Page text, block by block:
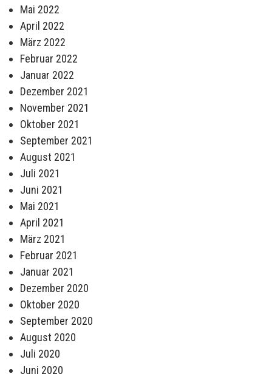
Mai 2022
April 2022
März 2022
Februar 2022
Januar 2022
Dezember 2021
November 2021
Oktober 2021
September 2021
August 2021
Juli 2021
Juni 2021
Mai 2021
April 2021
März 2021
Februar 2021
Januar 2021
Dezember 2020
Oktober 2020
September 2020
August 2020
Juli 2020
Juni 2020